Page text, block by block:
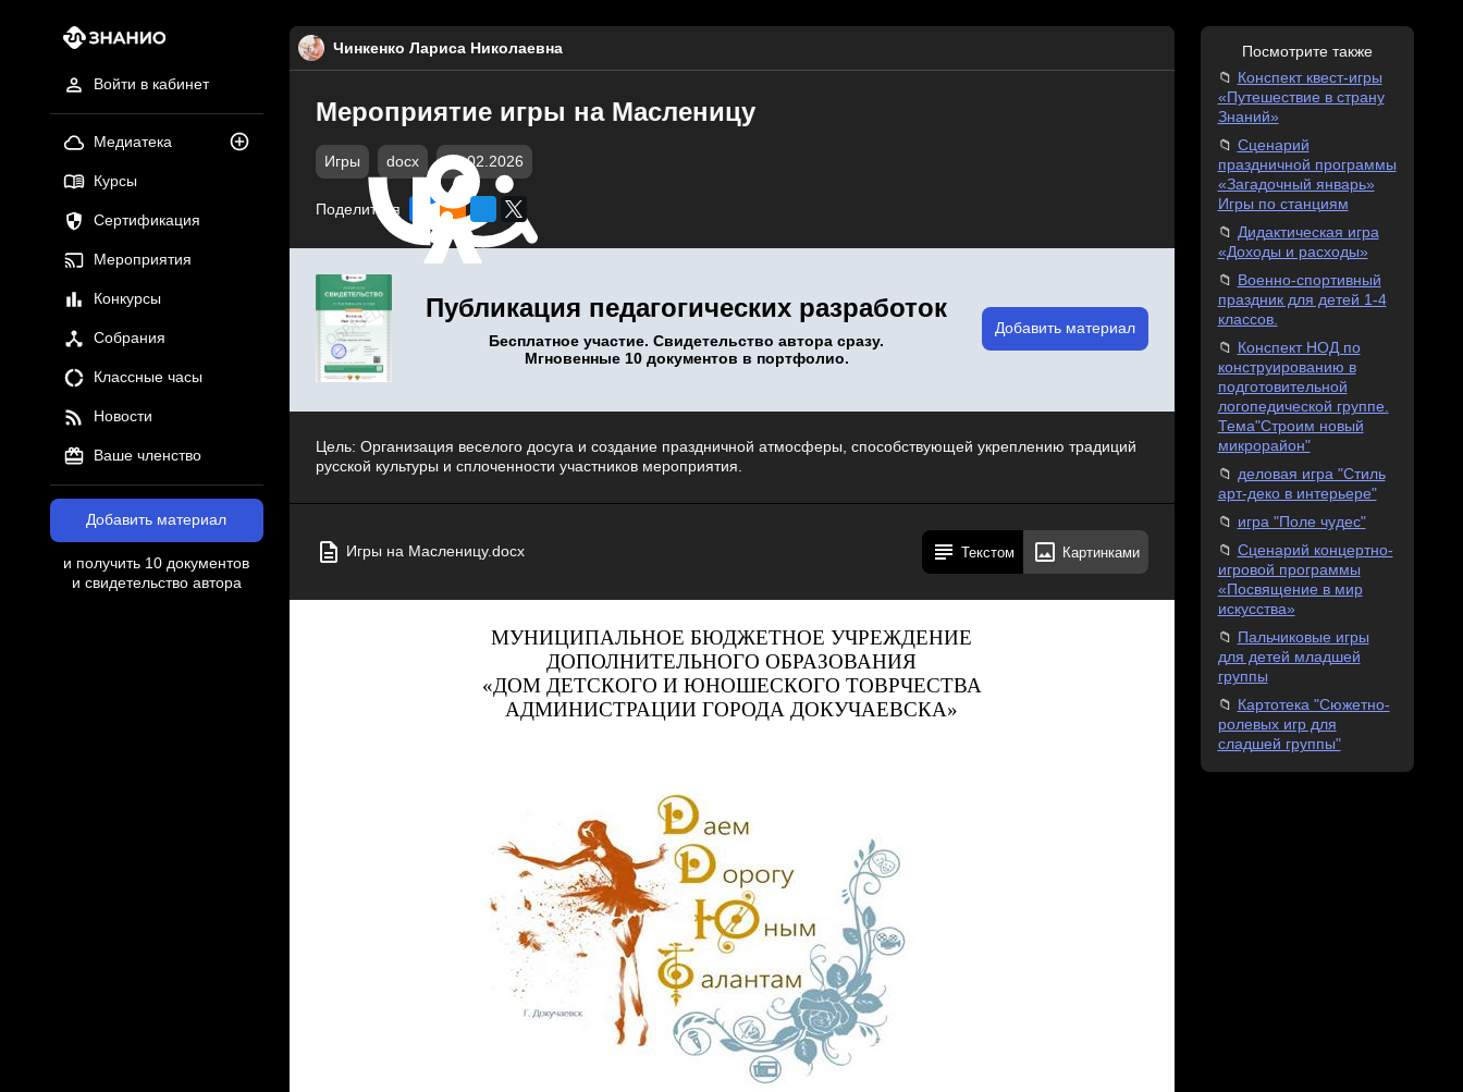
Войти в кабинет
Медиатека
Курсы
Сертификация
Мероприятия
Конкурсы
Собрания
Классные часы
Новости
Ваше членство
Добавить материал
и получить 10 документов
и свидетельство автора
Чинкенко Лариса Николаевна
Мероприятие игры на Масленицу
Игры docx 22.02.2026
Поделиться
Публикация педагогических разработок
Бесплатное участие. Свидетельство автора сразу.
Мгновенные 10 документов в портфолио.
Добавить материал
Цель: Организация веселого досуга и создание праздничной атмосферы, способствующей укреплению традиций
русской культуры и сплоченности участников мероприятия.
Игры на Масленицу.docx Текстом Картинками
МУНИЦИПАЛЬНОЕ БЮДЖЕТНОЕ УЧРЕЖДЕНИЕ
ДОПОЛНИТЕЛЬНОГО ОБРАЗОВАНИЯ
«ДОМ ДЕТСКОГО И ЮНОШЕСКОГО ТОВРЧЕСТВА
АДМИНИСТРАЦИИ ГОРОДА ДОКУЧАЕВСКА»
Посмотрите также
Конспект квест-игры
«Путешествие в страну
Знаний»
Сценарий
праздничной программы
«Загадочный январь»
Игры по станциям
Дидактическая игра
«Доходы и расходы»
Военно-спортивный
праздник для детей 1-4
классов.
Конспект НОД по
конструированию в
подготовительной
логопедической группе.
Тема"Строим новый
микрорайон"
деловая игра "Стиль
арт-деко в интерьере"
игра "Поле чудес"
Сценарий концертно-
игровой программы
«Посвящение в мир
искусства»
Пальчиковые игры
для детей младшей
группы
Картотека "Сюжетно-
ролевых игр для
сладшей группы"